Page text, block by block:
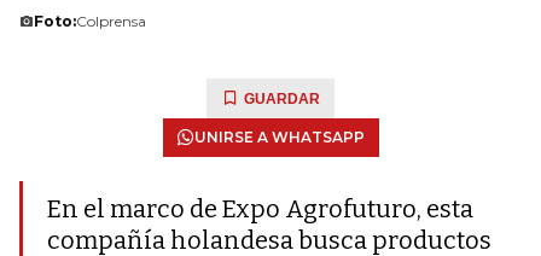
Foto:Colprensa
GUARDAR
UNIRSE A WHATSAPP
En el marco de Expo Agrofuturo, esta
compañía holandesa busca productos